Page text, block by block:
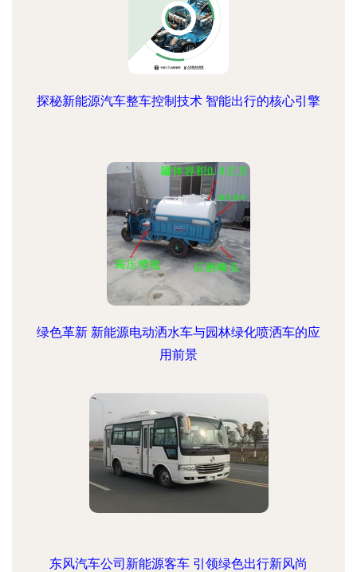
探秘新能源汽车整车控制技术 智能出行的核心引擎
绿色革新 新能源电动洒水车与园林绿化喷洒车的应
用前景
东风汽车公司新能源客车 引领绿色出行新风尚